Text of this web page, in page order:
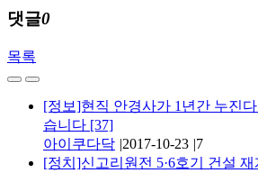
댓글0
목록
[정보]현직 안경사가 1년간 누진
습니다 [37]
아이쿠다닥 |2017-10-23 |7
[정치]신고리원전 5·6호기 건설